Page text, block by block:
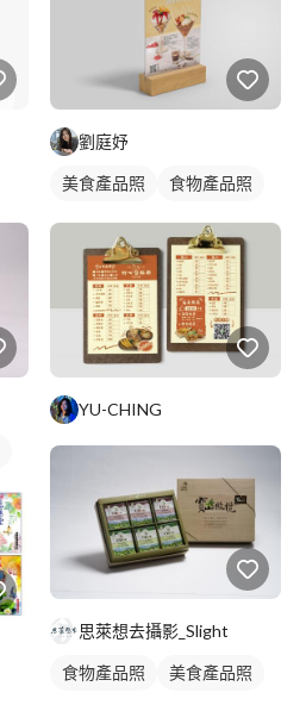
劉庭妤
美食產品照 食物產品照
YU-CHING
思萊想去攝影_Slight
食物產品照 美食產品照